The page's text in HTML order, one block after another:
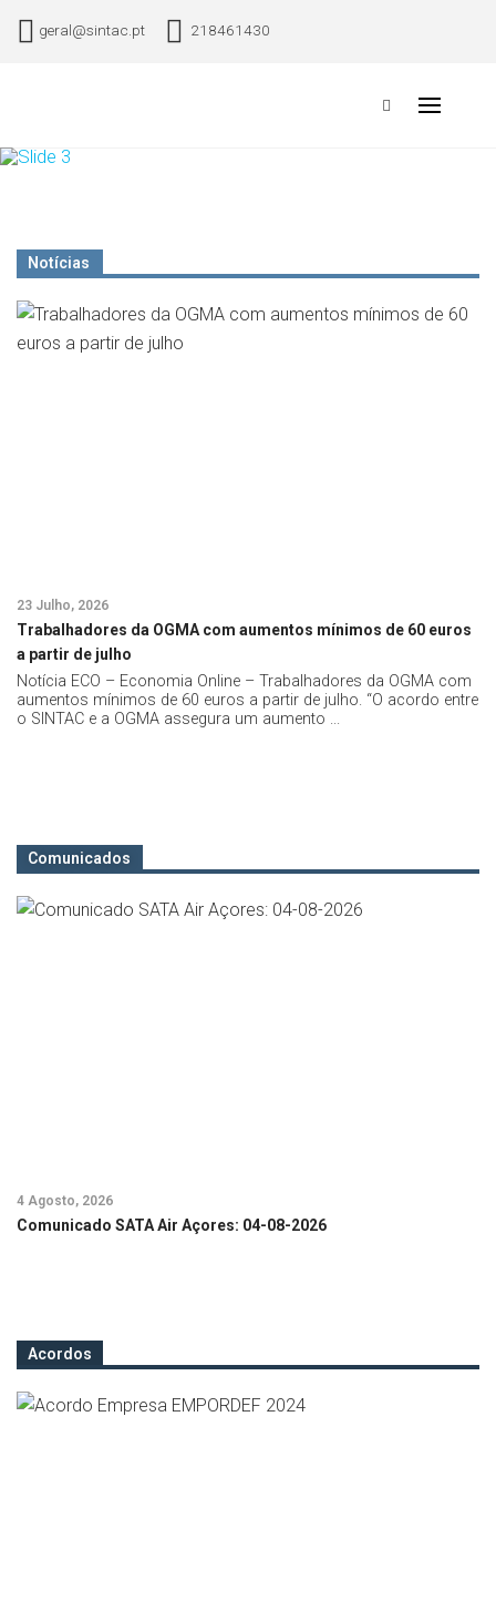
geral@sintac.pt 218461430
Primary
Notícias
Trabalhadores da OGMA com aumentos mínimos de 60 euros
a partir de julho
23 Julho, 2026
Notícia ECO – Economia Online – Trabalhadores da OGMA com
aumentos mínimos de 60 euros a partir de julho. “O acordo entre
o SINTAC e a OGMA assegura um aumento ...
Comunicados
Comunicado SATA Air Açores: 04-08-2026
4 Agosto, 2026
Acordos